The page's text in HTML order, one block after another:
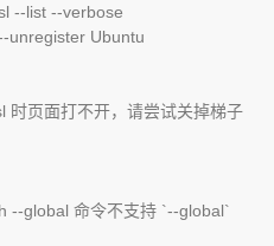
--list --verbose
unregister Ubuntu
时页面打不开，请尝试关掉梯子
--global 命令不支持 `--global`